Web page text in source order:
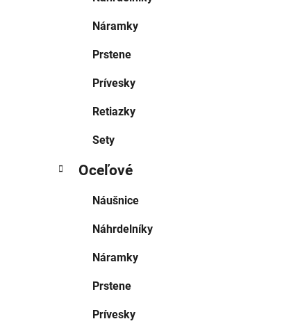
Náramky
Prstene
Prívesky
Retiazky
Sety
Oceľové
Náušnice
Náhrdelníky
Náramky
Prstene
Prívesky